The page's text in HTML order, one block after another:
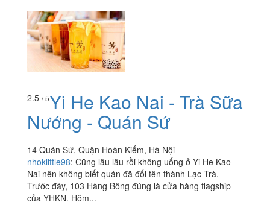
2.5 / 5Yi He Kao Nai - Trà Sữa
Nướng - Quán Sứ
14 Quán Sứ, Quận Hoàn Kiếm, Hà Nội
nhoklittle98: Cũng lâu lâu rồi không uống ở Yi He Kao
Nai nên không biết quán đã đổi tên thành Lạc Trà.
Trước đây, 103 Hàng Bông đúng là cửa hàng flagship
của YHKN. Hôm...